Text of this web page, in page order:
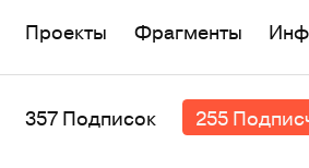
Проекты Фрагменты
357 Подписок 255